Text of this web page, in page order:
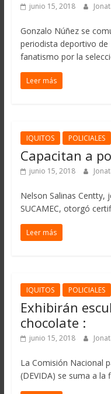
junio 15, 2018
Gonzalo Núñez se
periodista deportivo de
fanatismo por la
Leer más
IQUITOS POLICIALES
Capacitan a
junio 15, 2018
Nelson Salinas Centty,
SUCAMEC, otorgó
Leer más
IQUITOS POLICIALES
Exhibirán
chocolate :
junio 15, 2018
La Comisión Nacional
(DEVIDA) se suma a la